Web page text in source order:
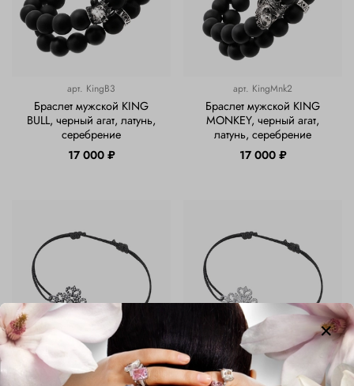
арт. KingB3
Браслет мужской KING
BULL, черный агат, латунь,
серебрение
17 000 ₽
арт. KingMnk2
Браслет мужской KING
MONKEY, черный агат,
латунь, серебрение
17 000 ₽
арт.KEY-BB арт.KEY-BW